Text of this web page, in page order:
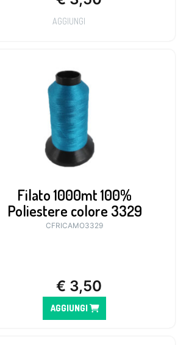
AGGIUNGI
Filato 1000mt 100%
Poliestere colore 3329
CFRICAMO3329
€ 3,50
AGGIUNGI